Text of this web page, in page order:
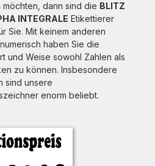
dann sind die BLITZ
INTEGRALE Etikettierer
Sie. Mit keinem anderen
haben Sie die
und Weise sowohl Zahlen als
zu können. Insbesondere
sind unsere
enorm beliebt.